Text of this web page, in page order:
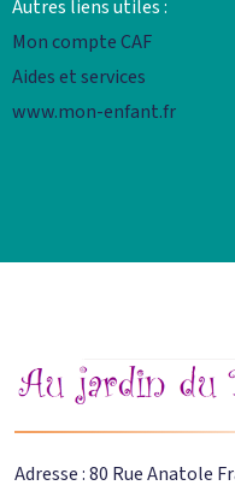
Autres liens utiles :
Mon compte CAF
Aides et services
www.mon-enfant.fr
Adresse : 80 Rue Anatole